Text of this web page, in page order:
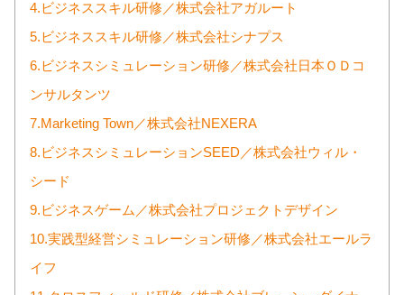
4.ビジネススキル研修／株式会社アガルート
5.ビジネススキル研修／株式会社シナプス
6.ビジネスシミュレーション研修／株式会社日本ＯＤコ
ンサルタンツ
7.Marketing Town／株式会社NEXERA
8.ビジネスシミュレーションSEED／株式会社ウィル・
シード
9.ビジネスゲーム／株式会社プロジェクトデザイン
10.実践型経営シミュレーション研修／株式会社エールラ
イフ